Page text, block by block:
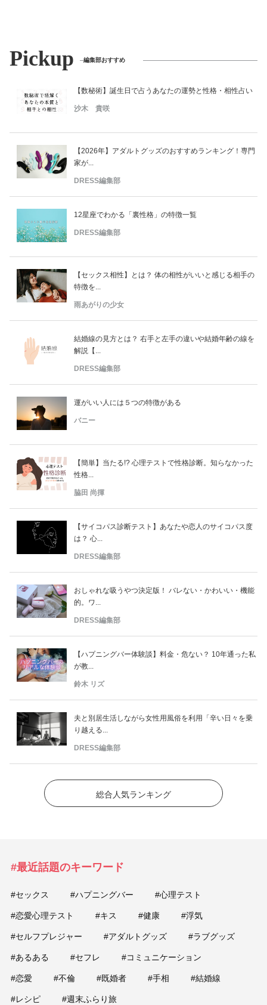
Pickup 編集部おすすめ
【数秘術】誕生日で占うあなたの運勢と性格・相性占い
沙木 貴咲
【2026年】アダルトグッズのおすすめランキング！専門
家が...
DRESS編集部
12星座でわかる「裏性格」の特徴一覧
DRESS編集部
【セックス相性】とは？ 体の相性がいいと感じる相手の
特徴を...
雨あがりの少女
結婚線の見方とは？ 右手と左手の違いや結婚年齢の線を
解説【...
DRESS編集部
運がいい人には５つの特徴がある
バニー
【簡単】当たる!? 心理テストで性格診断。知らなかった
性格...
脇田 尚揮
【サイコパス診断テスト】あなたや恋人のサイコパス度
は？ 心...
DRESS編集部
おしゃれな吸うやつ決定版！ バレない・かわいい・機能
的。ワ...
DRESS編集部
【ハプニングバー体験談】料金・危ない？ 10年通った私
が教...
鈴木 リズ
夫と別居生活しながら女性用風俗を利用「辛い日々を乗
り越える...
DRESS編集部
総合人気ランキング
#最近話題のキーワード
#セックス #ハプニングバー #心理テスト
#恋愛心理テスト #キス #健康 #浮気
#セルフプレジャー #アダルトグッズ #ラブグッズ
#あるある #セフレ #コミュニケーション
#恋愛 #不倫 #既婚者 #手相 #結婚線
#レシピ #週末ふらり旅